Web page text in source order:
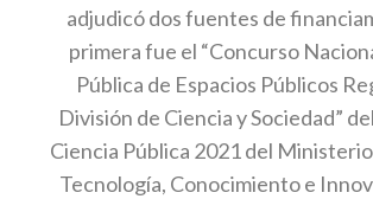
adjudicó dos fuentes de
primera fue el “Concurso
Pública de Espacios Públicos
División de Ciencia y Sociedad”
Ciencia Pública 2021 del
Tecnología, Conocimiento e